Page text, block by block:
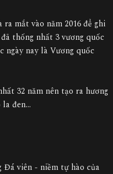
mắt vào năm 2016 để ghi
thống nhất 3 vương quốc
ngày nay là Vương quốc
32 năm nên tạo ra hương
la đen…
Đá viên - niềm tự hào của